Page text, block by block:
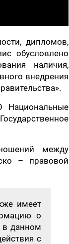
дипломов,
обусловлено
наличия,
внедрения
Национальные
между
– правовой
имеет
о
в данном
с